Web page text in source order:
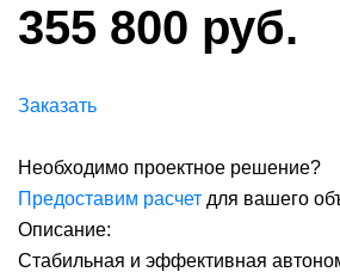
355 800 руб.
Заказать
Необходимо проектное решение?
Предоставим расчет для вашего
Описание:
Стабильная и эффективная